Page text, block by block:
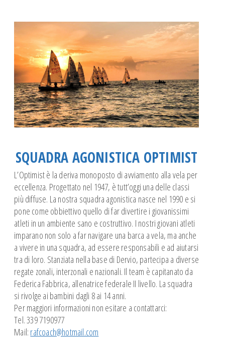
Documenti Istruttori
Spazio Istruttori Canoa
Spazio Istruttori Vela
CROCIERE ESTIVE
CAMP ESTIVI
SQUADRA AGONISTICA OPTIMIST
L’Optimist è la deriva monoposto di avviamento alla vela per
eccellenza. Progettato nel 1947, è tutt’oggi una delle classi
più diffuse. La nostra squadra agonistica nasce nel 1990 e si
pone come obbiettivo quello di far divertire i giovanissimi
atleti in un ambiente sano e costruttivo. I nostri giovani atleti
imparano non solo a far navigare una barca a vela, ma anche
a vivere in una squadra, ad essere responsabili e ad aiutarsi
tra di loro. Stanziata nella base di Dervio, partecipa a diverse
regate zonali, interzonali e nazionali. Il team è capitanato da
Federica Fabbrica, allenatrice federale II livello. La squadra
si rivolge ai bambini dagli 8 ai 14 anni.
Per maggiori informazioni non esitare a contattarci:
Tel. 339 7190977
Mail: rafcoach@hotmail.com